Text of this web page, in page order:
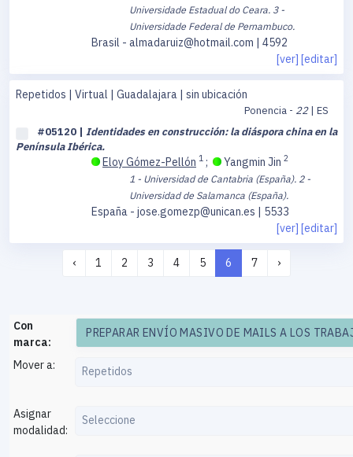
Universidade Estadual do Ceara. 3 -
Universidade Federal de Pernambuco.
Brasil - almadaruiz@hotmail.com | 4592
[ver] [editar]
Repetidos | Virtual | Guadalajara | sin ubicación
Ponencia - 22| ES
#05120 | Identidades en construcción: la diáspora china en la
Península Ibérica.
Eloy Gómez-Pellón 1 ; Yangmin Jin 2
1 - Universidad de Cantabria (España). 2 -
Universidad de Salamanca (España).
España - jose.gomezp@unican.es | 5533
[ver] [editar]
‹ 1 2 3 4 5 6 7 ›
Con
marca:
Mover a:
Repetidos
Asignar
modalidad:
Seleccione